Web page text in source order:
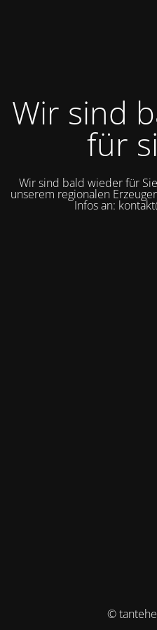
Wir sind
für
Wir sind bald wieder für Sie
unserem regionalen
Infos an:
©